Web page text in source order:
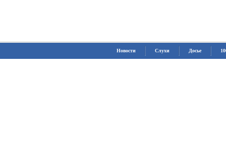
Новости Слухи Досье